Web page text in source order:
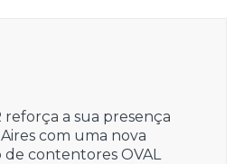
reforça a sua presença
com uma nova
de contentores OVAL